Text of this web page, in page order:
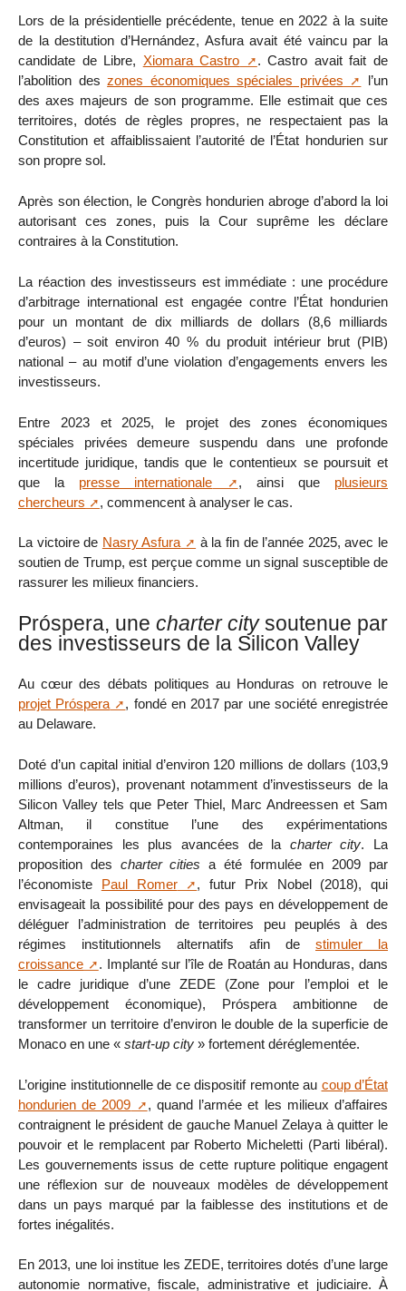
Lors de la présidentielle précédente, tenue en 2022 à la suite
de la destitution d’Hernández, Asfura avait été vaincu par la
candidate de Libre, Xiomara Castro
. Castro avait fait de
l’abolition deszones économiques spéciales privées
l’un
des axes majeurs de son programme. Elle estimait que ces
territoires, dotés de règles propres, ne respectaient pas la
Constitution et affaiblissaient l’autorité de l’État hondurien sur
son propre sol.
Après son élection, le Congrès hondurien abroge d’abord la loi
autorisant ces zones, puis la Cour suprême les déclare
contraires à la Constitution.
La réaction des investisseurs est immédiate : une procédure
d’arbitrage international est engagée contre l’État hondurien
pour un montant de dix milliards de dollars (8,6 milliards
d’euros) – soit environ 40 % du produit intérieur brut (PIB)
national – au motif d’une violation d’engagements envers les
investisseurs.
Entre 2023 et 2025, le projet des zones économiques
spéciales privées demeure suspendu dans une profonde
incertitude juridique, tandis que le contentieux se poursuit et
que la presse internationale , ainsi que plusieurs
chercheurs
, commencent à analyser le cas.
La victoire de Nasry Asfura
à la fin de l’année 2025, avec le
soutien de Trump, est perçue comme un signal susceptible de
rassurer les milieux financiers.
Próspera, une charter citysoutenue par
des investisseurs de la Silicon Valley
Au cœur des débats politiques au Honduras on retrouve le
projet Próspera
, fondé en 2017 par une société enregistrée
au Delaware.
Doté d’un capital initial d’environ 120 millions de dollars (103,9
millions d’euros), provenant notamment d’investisseurs de la
Silicon Valley tels que Peter Thiel, Marc Andreessen et Sam
Altman, il constitue l’une des expérimentations
contemporaines les plus avancées de la charter city. La
proposition des charter cities a été formulée en 2009 par
l’économiste Paul Romer
, futur Prix Nobel (2018), qui
envisageait la possibilité pour des pays en développement de
déléguer l’administration de territoires peu peuplés à des
régimes institutionnels alternatifs afin de stimuler la
croissance
. Implanté sur l’île de Roatán au Honduras, dans
le cadre juridique d’une ZEDE (Zone pour l’emploi et le
développement économique), Próspera ambitionne de
transformer un territoire d’environ le double de la superficie de
Monaco en une « start-up city » fortement déréglementée.
L’origine institutionnelle de ce dispositif remonte au coup d’État
hondurien de 2009
, quand l’armée et les milieux d’affaires
contraignent le président de gauche Manuel Zelaya à quitter le
pouvoir et le remplacent par Roberto Micheletti (Parti libéral).
Les gouvernements issus de cette rupture politique engagent
une réflexion sur de nouveaux modèles de développement
dans un pays marqué par la faiblesse des institutions et de
fortes inégalités.
En 2013, une loi institue les ZEDE, territoires dotés d’une large
autonomie normative, fiscale, administrative et judiciaire. À